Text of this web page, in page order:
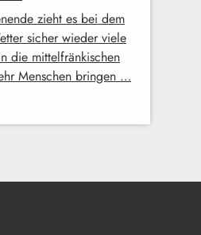
zieht es bei dem
sicher wieder viele
die mittelfränkischen
Menschen bringen …